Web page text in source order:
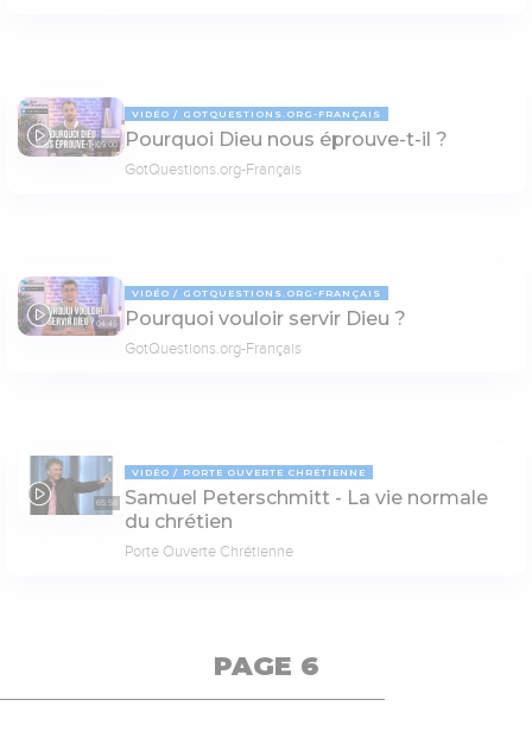
05:00
VIDÉO GOTQUESTIONS.ORG-FRANÇAIS
Pourquoi Dieu nous éprouve-t-il ?
GotQuestions.org-Français
04:45
VIDÉO GOTQUESTIONS.ORG-FRANÇAIS
Pourquoi vouloir servir Dieu ?
GotQuestions.org-Français
65:58
VIDÉO PORTE OUVERTE CHRÉTIENNE
Samuel Peterschmitt - La vie normale
du chrétien
Porte Ouverte Chrétienne
PAGE 6